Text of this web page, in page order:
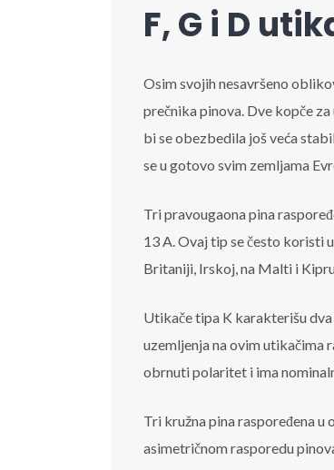
F, G i D
Osim svojih nesavršeno
prečnika pinova. Dve kopče
bi se obezbedila još veća
se u gotovo svim zemljama
Tri pravougaona pina
13 A. Ovaj tip se često koristi
Britaniji, Irskoj, na Malti i
Utikače tipa K karakterišu
uzemljenja na ovim utikačima
obrnuti polaritet i ima
Tri kružna pina raspoređena
asimetričnom rasporedu